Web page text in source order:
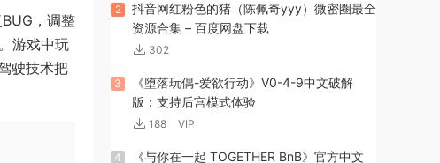
，调整
游戏中玩
驶技术把
2
抖音网红粉色的猪（陈佩奇yyy）微密圈最全
资源合集 – 百度网盘下载
302
3
《堕落玩偶-爱欲行动》V0-4-9中文破解
版：支持后宫模式体验
188 VIP
4 《与你在一起 TOGETHER BnB》官方中文